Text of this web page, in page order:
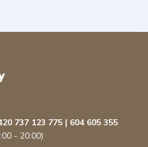
737 123 775 | 604 605 355
- 20:00)